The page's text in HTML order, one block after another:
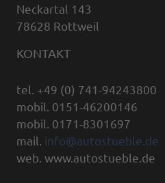
Neckartal 143
78628 Rottweil
KONTAKT
tel. +49 (0) 741-94243800
mobil. 0151-46200146
mobil. 0171-8301697
mail. info@autostueble.de
web. www.autostueble.de